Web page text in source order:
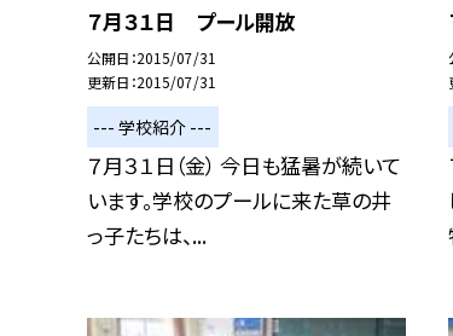
７月３１日 プール開放
公開日 2015/07/31
更新日 2015/07/31
--- 学校紹介 ---
７月３１日（金） 今日も猛暑が続いて
います。学校のプールに来た草の井
っ子たちは、...